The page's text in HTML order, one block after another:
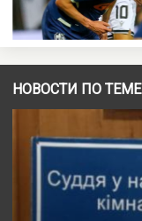
НОВОСТИ ПО ТЕМЕ